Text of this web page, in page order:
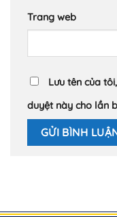
Trang web
Lưu tên của
duyệt này cho lần